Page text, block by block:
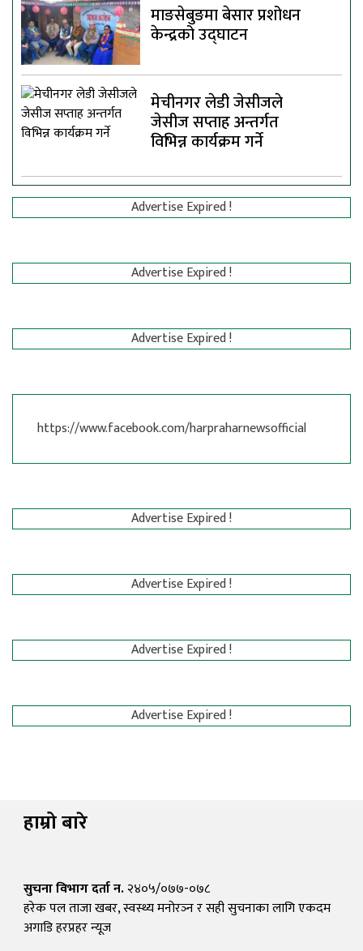
माङसेबुङमा बेसार प्रशोधन
केन्द्रको उद्घाटन
मेचीनगर लेडी जेसीजले
जेसीज सप्ताह अन्तर्गत
विभिन्न कार्यक्रम गर्ने
Advertise Expired !
Advertise Expired !
Advertise Expired !
https://www.facebook.com/harpraharnewsofficial
Advertise Expired !
Advertise Expired !
Advertise Expired !
Advertise Expired !
हाम्रो बारे
सुचना विभाग दर्ता न.२४०५/०७७-०७८
हरेक पल ताजा खबर, स्वस्थ्य मनोरञ्न र सही सुचनाका लागि एकदम
अगाडि हरप्रहर न्यूज